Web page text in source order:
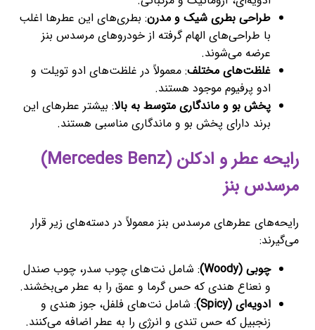
طراحی بطری شیک و مدرن: بطری‌های این عطرها اغلب
با طراحی‌های الهام گرفته از خودروهای مرسدس بنز
عرضه می‌شوند.
غلظت‌های مختلف: معمولاً در غلظت‌های ادو تویلت و
ادو پرفیوم موجود هستند.
پخش بو و ماندگاری متوسط به بالا: بیشتر عطرهای این
برند دارای پخش بو و ماندگاری مناسبی هستند.
رایحه عطر و ادکلن (Mercedes Benz)
مرسدس بنز
رایحه‌های عطرهای مرسدس بنز معمولاً در دسته‌های زیر قرار
می‌گیرند:
چوبی (Woody)
: شامل نت‌های چوب سدر، چوب صندل
و نعناع هندی که حس گرما و عمق را به عطر می‌بخشند.
ادویه‌ای (Spicy)
: شامل نت‌های فلفل، جوز هندی و
زنجبیل که حس تندی و انرژی را به عطر اضافه می‌کنند.